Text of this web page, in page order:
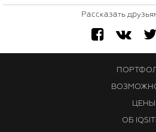
Рассказать
ЦЕНЫ
ОБ